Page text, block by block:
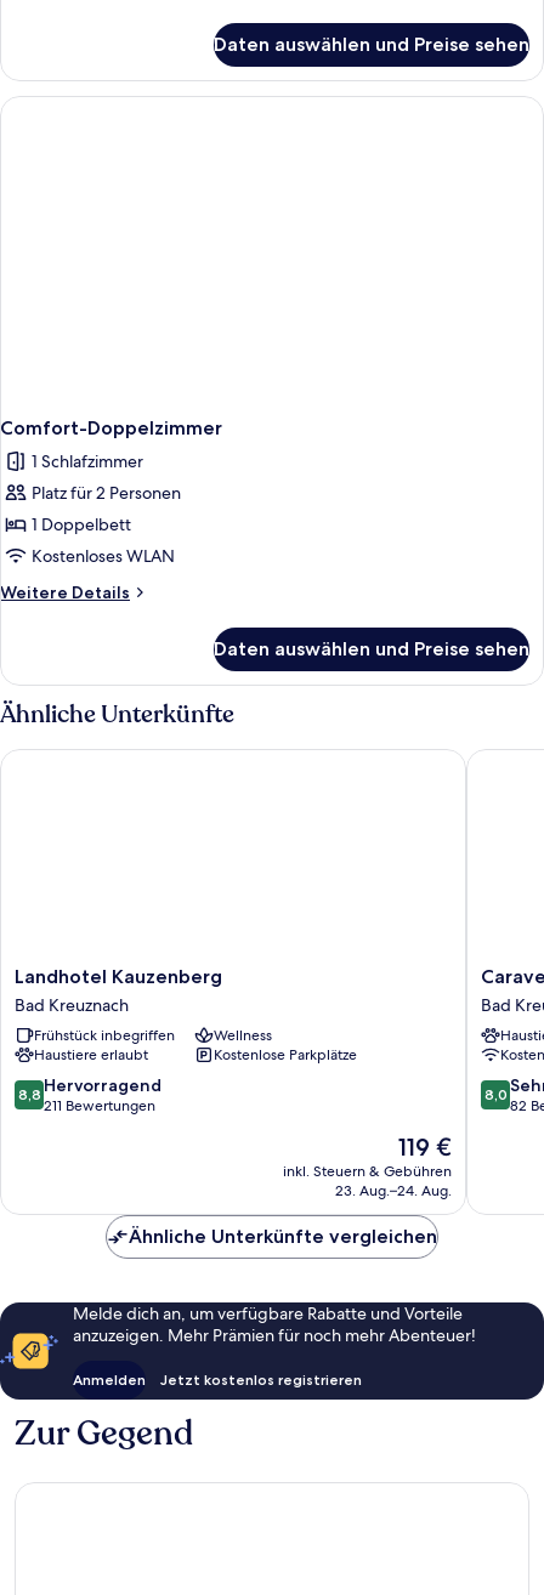
Doppelzimmer,
Balkon
Daten auswählen und Preise sehen
Comfort-Doppelzimmer
1 Schlafzimmer
Platz für 2 Personen
1 Doppelbett
Kostenloses WLAN
Weitere Details
Weitere
Doppelzimmer
Daten auswählen und Preise sehen
Ähnliche Unterkünfte
Landhotel
Kauzenberg
Bad
Kreuznach
Landhotel Kauzenberg
Bad Kreuznach
Frühstück inbegriffen
Wellness
Haustiere erlaubt
Kostenlose Parkplätze
8.8
von
8,8 Hervorragend
211 Bewertungen
Der
Preis
beträgt
119 €
inkl. Steuern & Gebühren
23. Aug.–24. Aug.
Landhotel Kauzenberg
Hotel
im
Park
Bad
Bad
8.0
von
8,0
82
Ähnliche Unterkünfte vergleichen
Melde dich an, um verfügbare Rabatte und Vorteile
anzuzeigen. Mehr Prämien für noch mehr Abenteuer!
Anmelden Jetzt kostenlos registrieren
Zur Gegend